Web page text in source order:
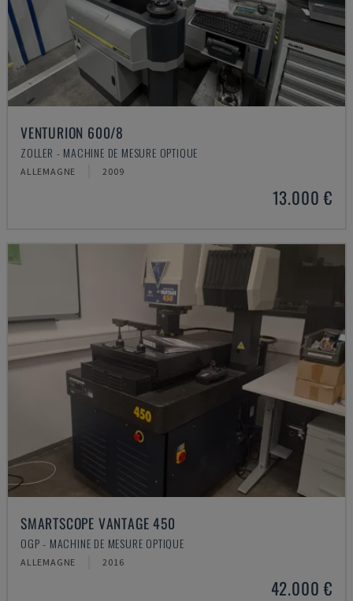
VENTURION 600/8
ZOLLER - MACHINE DE MESURE OPTIQUE
ALLEMAGNE 2009
13.000 €
SMARTSCOPE VANTAGE 450
OGP - MACHINE DE MESURE OPTIQUE
ALLEMAGNE 2016
42.000 €